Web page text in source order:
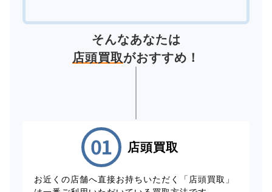
そんなあなたは
店頭買取がおすすめ！
店頭買取
お近くの店舗へ直接お持ちいただく「店頭買取」